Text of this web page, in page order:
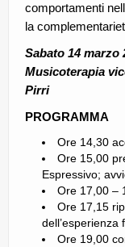
comportamenti
la
Sabato 14 marzo
Musicoterapia
Pirri
PROGRAMMA
Ore 14,30
Ore 15,00
Espressivo;
Ore 17,00 –
Ore 17,15
dell’esperienza
Ore 19,00